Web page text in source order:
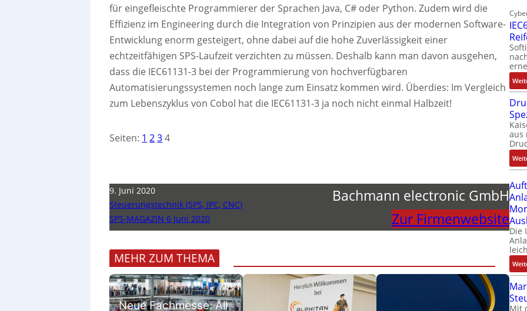
für eingefleischte Programmierer der Sprachen Java, C# oder Python. Zudem wird die
Effizienz im Engineering durch die Integration von Prinzipien aus der modernen Software-
Entwicklung enorm gesteigert, ohne dabei auf die hohe Zuverlässigkeit einer
echtzeitfähigen SPS-Laufzeit verzichten zu müssen. Deshalb kann man davon ausgehen,
dass die IEC61131-3 bei der Programmierung von hochverfügbaren
Automatisierungssystemen noch lange zum Einsatz kommen wird. Überdies: Im Vergleich
zum Lebenszyklus von Cobol hat die IEC61131-3 ja noch nicht einmal Halbzeit!
Seiten: 1 234
9. Juni 2020
Steuerungstechnik (SPS, IPC, CNC)
SPS-MAGAZIN 6 Juni 2020
Bachmann electronic GmbH
Zur Firmenwebsite
MEHR ZUM THEMA
Neue Fachmesse: All
aus
Die
Mit